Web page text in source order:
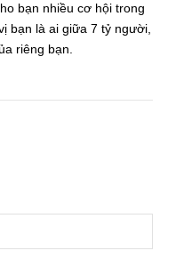
bạn nhiều cơ hội trong
bạn là ai giữa 7 tỷ người,
riêng bạn.